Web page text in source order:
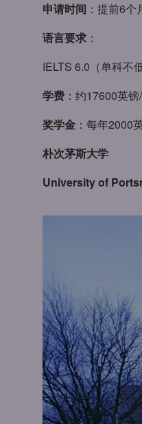
申请时间 ：提前6个
语言要求 ：
IELTS 6.0（单科不
学费 ：约17600英
奖学金 ：每年2000
朴次茅斯大学
University of